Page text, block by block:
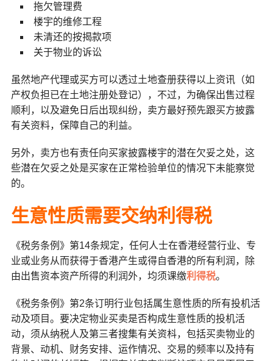
拖欠管理费
楼宇的维修工程
未清还的按揭款项
关于物业的诉讼
虽然地产代理或买方可以透过土地查册获得以上资讯（如
产权负担已在土地注册处登记），不过，为确保出售过程
顺利，以及避免日后出现纠纷，卖方最好预先跟买方披露
有关资料，保障自己的利益。
另外，卖方也有责任向买家披露楼宇的潜在欠妥之处，这
些潜在欠妥之处是买家在正常检验单位的情况下未能察觉
的。
生意性质需要交纳利得税
《税务条例》第14条规定，任何人士在香港经营行业、专
业或业务从而获得于香港产生或得自香港的所有利润，除
由出售资本资产所得的利润外，均须课缴利得税。
《税务条例》第2条订明行业包括属生意性质的所有投机活
动及项目。要决定物业买卖是否构成生意性质的投机活
动，须从纳税人及第三者搜集有关资枓，包括买卖物业的
背景、动机、财务安排、运作情况、交易的频率以及持有